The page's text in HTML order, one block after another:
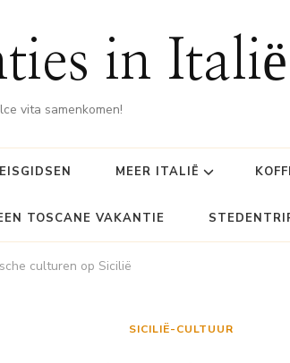
in Italië
vita samenkomen!
MEER ITALIË
TOSCANE VAKANTIE
culturen op Sicilië
SICILIË-CULTUUR